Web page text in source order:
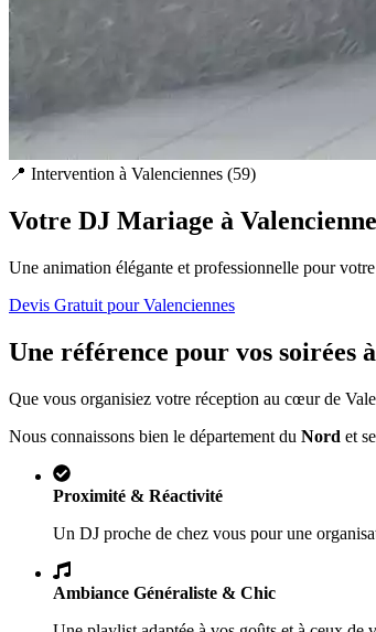
📍 Intervention à Valenciennes (59)
Votre DJ Mariage à
Une animation élégante et professionnelle pour
Devis Gratuit pourValenciennes
Une référence pour vos soirées à
Que vous organisiez votre réception au cœur de
Nous connaissons bien le département du Nord et
Proximité & Réactivité
Un DJ proche de chez vous pour une
Ambiance Généraliste & Chic